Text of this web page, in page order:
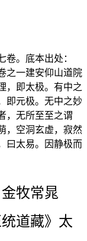
。底本出处：
之一建安仰山道院
，即太极。有中之
即元极。无中之妙
，无所至至之谓
，空洞玄虚，寂然
曰太易。因静极而
牧常晁
道藏》太